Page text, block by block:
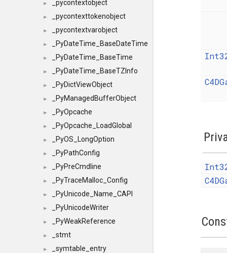
► _pycontextobject
► _pycontexttokenobject
► _pycontextvarobject
► _PyDateTime_BaseDateTime
► _PyDateTime_BaseTime
► _PyDateTime_BaseTZInfo
► _PyDictViewObject
► _PyManagedBufferObject
► _PyOpcache
► _PyOpcache_LoadGlobal
► _PyOS_LongOption
► _PyPathConfig
► _PyPreCmdline
► _PyTraceMalloc_Config
► _PyUnicode_Name_CAPI
► _PyUnicodeWriter
► _PyWeakReference
► _stmt
► _symtable_entry